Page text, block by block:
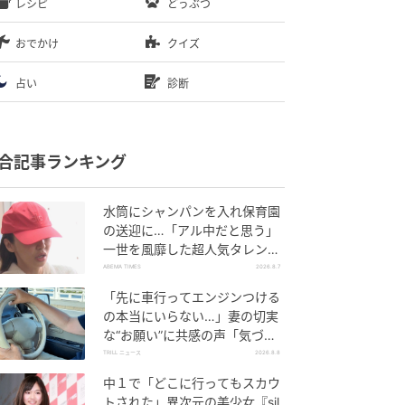
レシピ どうぶつ
おでかけ クイズ
占い 診断
記事ランキング
水筒にシャンパンを入れ保育園
の送迎に…「アル中だと思う」
一世を風靡した超人気タレン
ト、酒漬けだった日々を告白
ABEMA TIMES 2026.8.7
「先に車行ってエンジンつける
の本当にいらない…」妻の切実
な“お願い”に共感の声「気づか
ないんですよね…」
TRILL ニュース 2026.8.8
中１で「どこに行ってもスカウ
トされた」異次元の美少女『sil